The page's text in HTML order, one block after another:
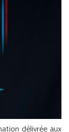
délivrée aux